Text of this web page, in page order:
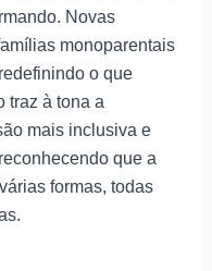
Novas
monoparentais
o que
traz à tona a
mais inclusiva e
que a
formas, todas